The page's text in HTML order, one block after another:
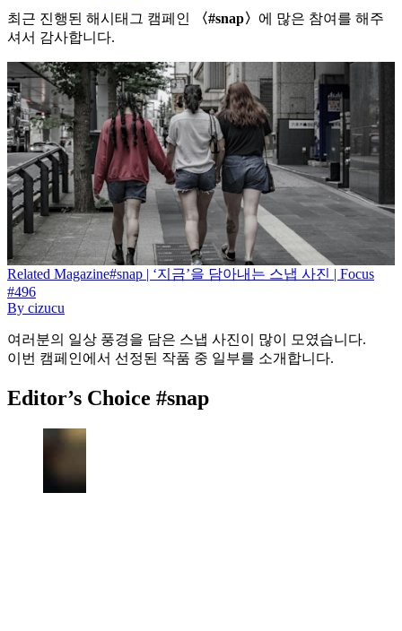
최근 진행된 해시태그 캠페인 〈#snap〉 에 많은 참여를 해주
셔서 감사합니다.
Related Magazine#snap | ‘지금’을 담아내는 스냅 사진 | Focus
#496
By cizucu
여러분의 일상 풍경을 담은 스냅 사진이 많이 모였습니다.
이번 캠페인에서 선정된 작품 중 일부를 소개합니다.
Editor’s Choice #snap